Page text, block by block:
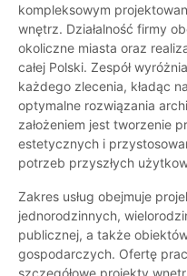
kompleksowym
wnętrz. Działalność firmy
okoliczne miasta oraz
całej Polski. Zespół
każdego zlecenia, kładąc
optymalne rozwiązania
założeniem jest tworzenie
estetycznych i
potrzeb przyszłych
Zakres usług obejmuje
jednorodzinnych,
publicznej, a także
gospodarczych. Ofertę
szczegółowe projekty